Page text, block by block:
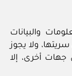
والبيانات
ولا يجوز
جهات أخرى، إلا